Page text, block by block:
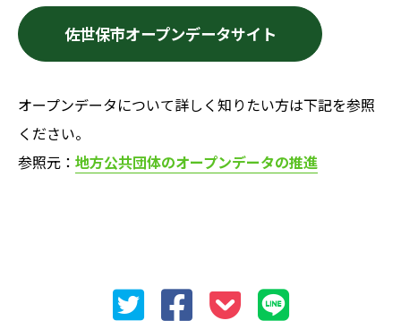
佐世保市オープンデータサイト
オープンデータについて詳しく知りたい方は下記を参照
ください。
参照元： 地方公共団体のオープンデータの推進